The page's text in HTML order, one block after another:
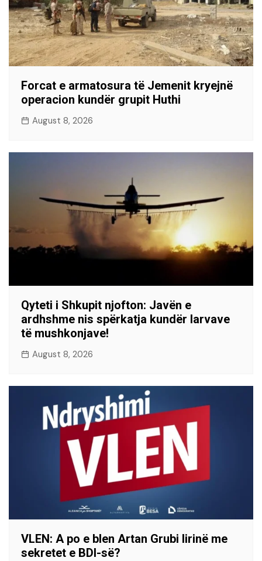
Forcat e armatosura të Jemenit kryejnë
operacion kundër grupit Huthi
August 8, 2026
Qyteti i Shkupit njofton: Javën e
ardhshme nis spërkatja kundër larvave
të mushkonjave!
August 8, 2026
VLEN: A po e blen Artan Grubi lirinë me
sekretet e BDI-së?